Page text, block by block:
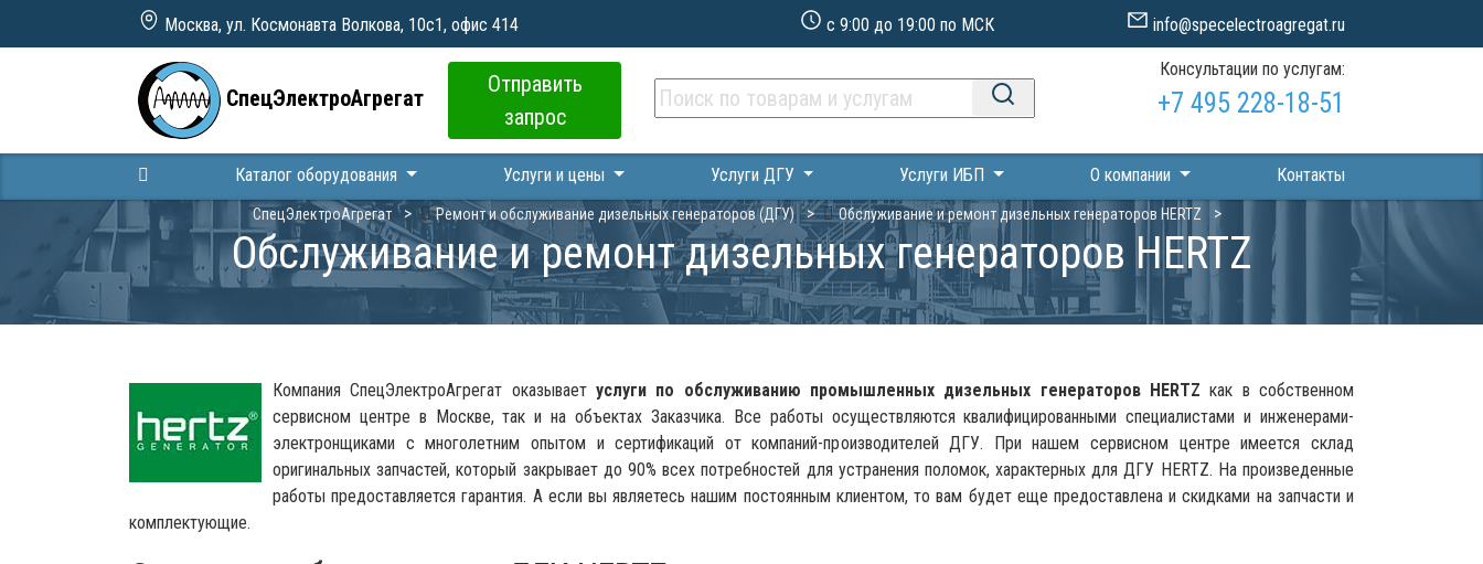
Москва, ул. Космонавта Волкова, 10с1, офис 414 с 9:00 до 19:00 по МСК info@specelectroagregat.ru
СпецЭлектроАгрегат
Отправить
запрос
Консультации по услугам:
+7 495 228-18-51
Каталог оборудования Услуги и цены Услуги ДГУ Услуги ИБП О компании Контакты
СпецЭлектроАгрегат Ремонт и обслуживание дизельных генераторов (ДГУ) Обслуживание и ремонт дизельных генераторов HERTZ
Обслуживание и ремонт дизельных генераторов HERTZ
Компания СпецЭлектроАгрегат оказывает услуги по обслуживанию промышленных дизельных генераторов HERTZ как в собственном
сервисном центре в Москве, так и на объектах Заказчика. Все работы осуществляются квалифицированными специалистами и инженерами-
электронщиками с многолетним опытом и сертификаций от компаний-производителей ДГУ. При нашем сервисном центре имеется склад
оригинальных запчастей, который закрывает до 90% всех потребностей для устранения поломок, характерных для ДГУ HERTZ. На произведенные
работы предоставляется гарантия. А если вы являетесь нашим постоянным клиентом, то вам будет еще предоставлена и скидками на запчасти и
комплектующие.